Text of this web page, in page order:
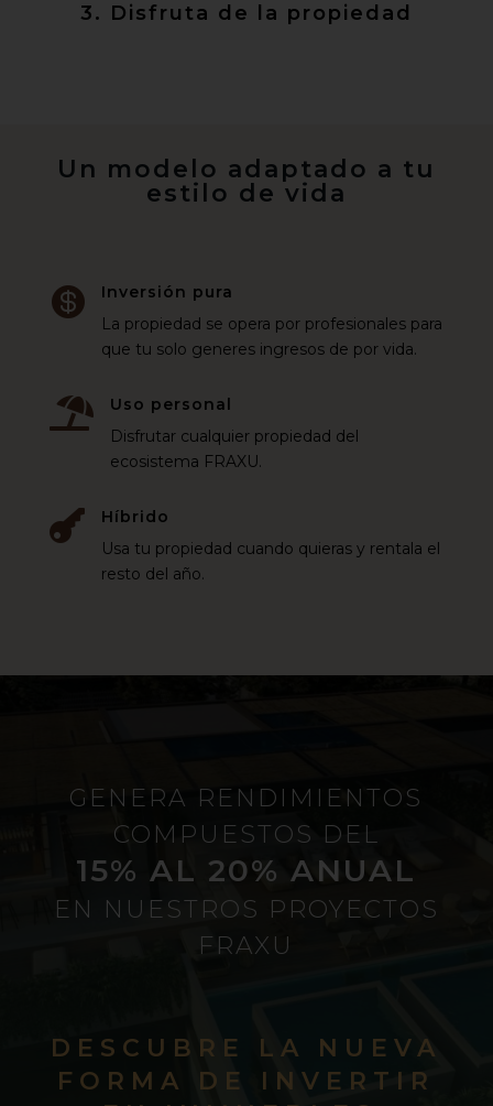
3. Disfruta de la propiedad
Un modelo adaptado a tu
estilo de vida

Inversión pura
La propiedad se opera por profesionales para
que tu solo generes ingresos de por vida.

Uso personal
Disfrutar cualquier propiedad del
ecosistema FRAXU.

Híbrido
Usa tu propiedad cuando quieras y rentala el
resto del año.
GENERA RENDIMIENTOS
COMPUESTOS DEL
15% AL 20% ANUAL
EN NUESTROS PROYECTOS
FRAXU
DESCUBRE LA NUEVA
FORMA DE INVERTIR